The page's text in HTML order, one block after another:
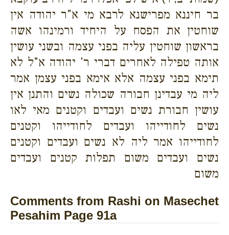
בר חיננא מפרישנא לרבא מי א"ר יהודה אין
שוחטין את הפסח על היחיד ורמינהו אשה
בראשון שוחטין עליה בפני עצמה ובשני עושין
אותה טפילה לאחרים דברי ר' יהודה א"ל לא
תימא בפני עצמה אלא אימא בפני עצמן אמר
ליה מי עבדינן חבורה שכולה נשים והתנן אין
עושין חבורת נשים ועבדים וקטנים מאי לאו
נשים לחודייהו ועבדים לחודייהו וקטנים
לחודייהו אמר ליה לא נשים ועבדים וקטנים
נשים ועבדים משום תפלות קטנים ועבדים
משום
Comments from Rashi on Masechet
Pesahim Page 91a